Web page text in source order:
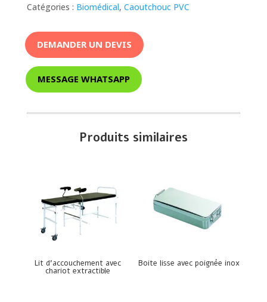
Catégories : Biomédical, Caoutchouc PVC
DEMANDER UN DEVIS
MESSAGE WHATSAPP
Produits similaires
Lit d’accouchement avec
chariot extractible
Boite lisse avec poignée inox